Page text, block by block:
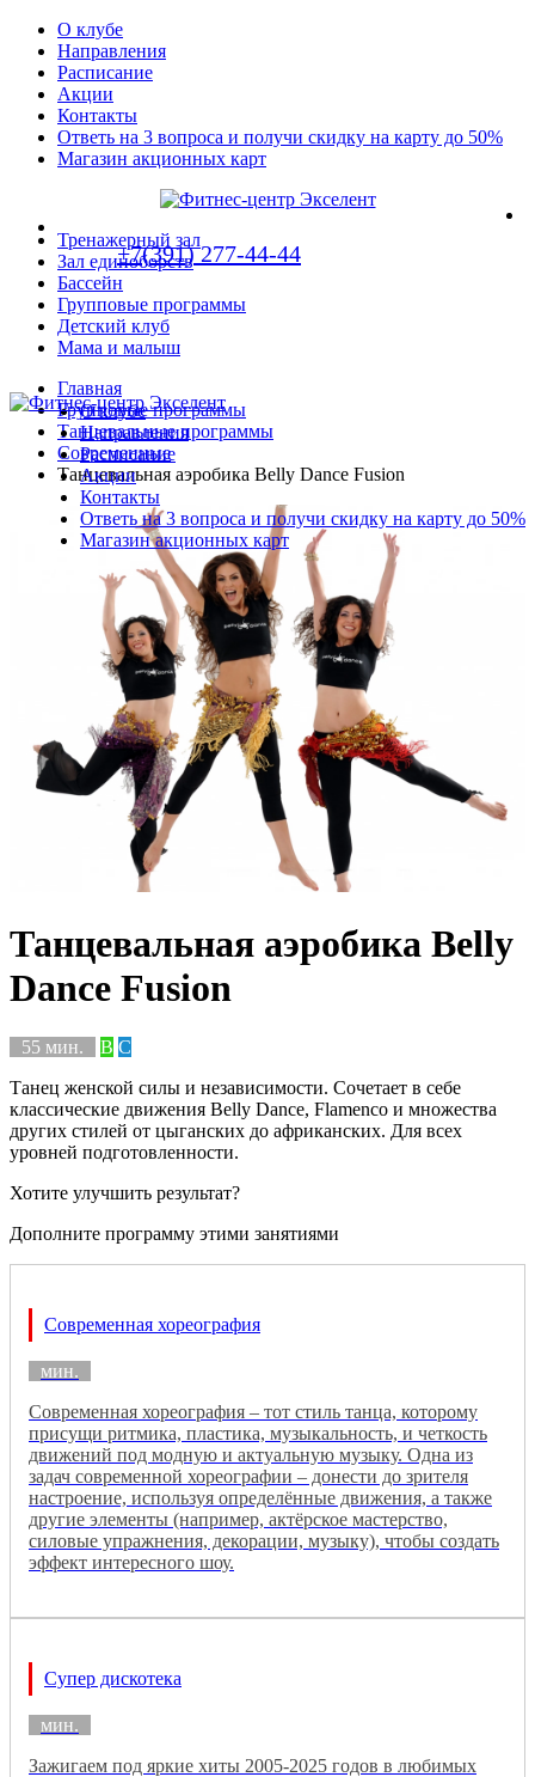
О клубе
Направления
Расписание
Акции
Контакты
Ответь на 3 вопроса и получи скидку на карту до 50%
Магазин акционных карт
+7(391) 277-44-44
Тренажерный зал
Зал единоборств
Бассейн
Групповые программы
Детский клуб
Мама и малыш
О клубе
Направления
Расписание
Акции
Контакты
Ответь на 3 вопроса и получи скидку на карту до 50%
Магазин акционных карт
Главная
Групповые программы
Танцевальные программы
Современные
Танцевальная аэробика Belly Dance Fusion
Танцевальная аэробика Belly
Dance Fusion
55 мин. B C
Танец женской силы и независимости. Сочетает в себе
классические движения Belly Dance, Flamenco и множества
других стилей от цыганских до африканских. Для всех
уровней подготовленности.
Хотите улучшить результат?
Дополните программу этими занятиями
Современная хореография
мин.
Современная хореография – тот стиль танца, которому
присущи ритмика, пластика, музыкальность, и четкость
движений под модную и актуальную музыку. Одна из
задач современной хореографии – донести до зрителя
настроение, используя определённые движения, а также
другие элементы (например, актёрское мастерство,
силовые упражнения, декорации, музыку), чтобы создать
эффект интересного шоу.
Супер дискотека
мин.
Зажигаем под яркие хиты 2005-2025 годов в любимых